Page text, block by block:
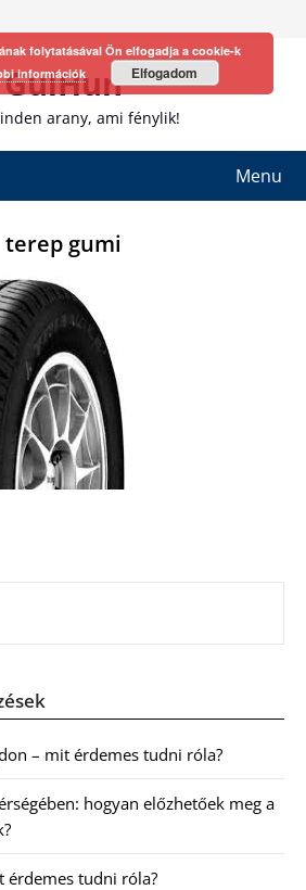
GulHun
arany, ami fénylik!
Menu
terep gumi
– mit érdemes tudni róla?
hogyan előzhetőek meg a
érdemes tudni róla?
folytatásával Ön elfogadja a cookie-k
információk Elfogadom